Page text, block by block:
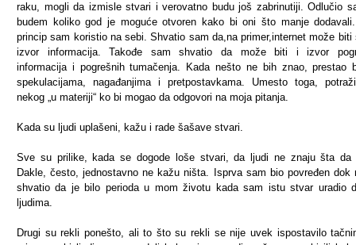
raku, mogli da izmisle stvari i verovatno budu još zabrinutiji. Odlučio
budem koliko god je moguće otvoren kako bi oni što manje
princip sam koristio na sebi. Shvatio sam da,na primer,internet može biti
izvor informacija. Takođe sam shvatio da može biti i izvor
informacija i pogrešnih tumačenja. Kada nešto ne bih znao, prestao
spekulacijama, nagađanjima i pretpostavkama. Umesto toga,
nekog „u materiji“ ko bi mogao da odgovori na moja pitanja.
Kada su ljudi uplašeni, kažu i rade šašave stvari.
Sve su prilike, kada se dogode loše stvari, da ljudi ne znaju šta da
Dakle, često, jednostavno ne kažu ništa. Isprva sam bio povređen dok
shvatio da je bilo perioda u mom životu kada sam istu stvar uradio
ljudima.
Drugi su rekli ponešto, ali to što su rekli se nije uvek ispostavilo